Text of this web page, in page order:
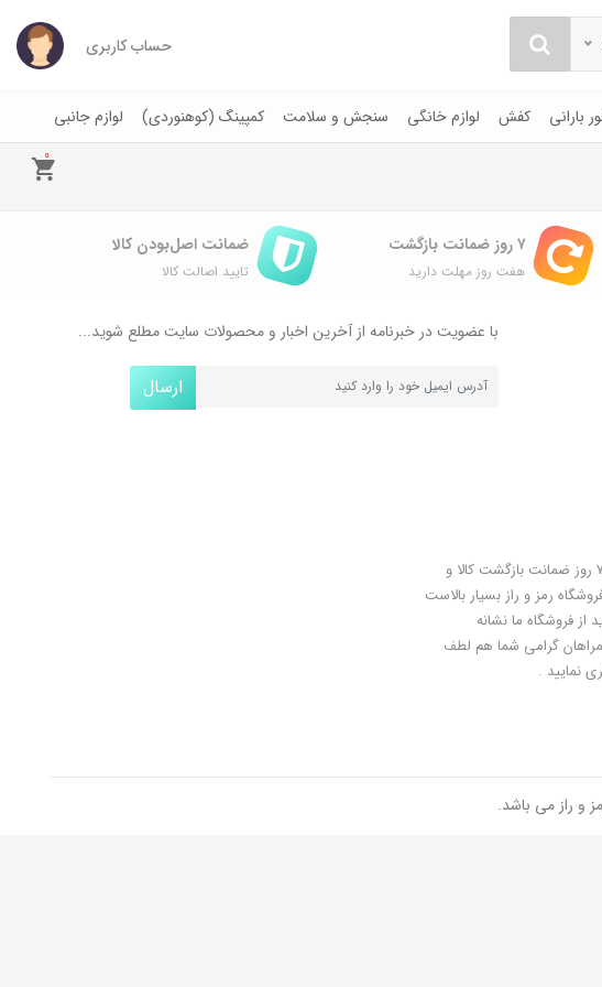
حساب کاربری
بارانی کفش لوازم خانگی سنجش و سلامت کمپینگ (کوهنوردی) لوازم جانبی
0
۷ روز ضمانت بازگشت
هفت روز مهلت دارید
ضمانت اصل‌بودن کالا
تایید اصالت کالا
با عضویت در خبرنامه از آخرین اخبار و محصولات سایت مطلع شوید...
ارسال
فروشگاه رمز و راز به عنوان یکی از قدیمی‌ترین فروشگاه های اینترنتی با بیش از یک دهه تجربه، با پایبندی به سه اصل کلیدی، پرداخت در محل، 7 روز ضمانت بازگشت کالا و
رمز و راز بسیار بالاست
فروشگاه ما نشانه
را به صورت 100% جلب نماییم .مشتریان و همراهان گرامی شما هم لطف
نمایید .
و راز می باشد.